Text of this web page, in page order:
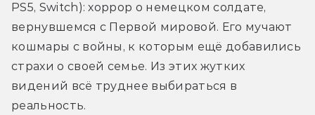
PS5, Switch): хоррор о немецком солдате,
вернувшемся с Первой мировой. Его мучают
кошмары с войны, к которым ещё добавились
страхи о своей семье. Из этих жутких
видений всё труднее выбираться в
реальность.